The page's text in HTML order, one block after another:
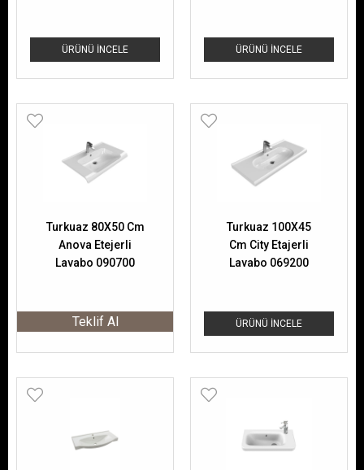
ÜRÜNÜ İNCELE ÜRÜNÜ İNCELE
Turkuaz 80X50 Cm
Anova Etejerli
Lavabo 090700
Teklif Al ÜRÜNÜ İNCELE
Turkuaz 100X45
Cm City Etajerli
Lavabo 069200